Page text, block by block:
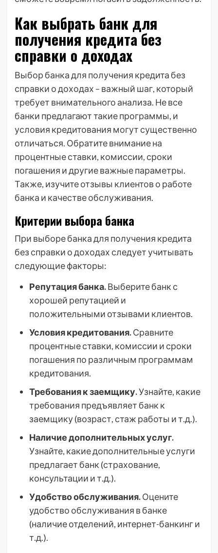
Как выбрать банк для
получения кредита без
справки о доходах
Выбор банка для получения кредита без
справки о доходах – важный шаг, который
требует внимательного анализа. Не все
банки предлагают такие программы, и
условия кредитования могут существенно
отличаться. Обратите внимание на
процентные ставки, комиссии, сроки
погашения и другие важные параметры.
Также, изучите отзывы клиентов о работе
банка и качестве обслуживания.
Критерии выбора банка
При выборе банка для получения кредита
без справки о доходах следует учитывать
следующие факторы:
Репутация банка.Выберите банк с
хорошей репутацией и
положительными отзывами клиентов.
Условия кредитования.Сравните
процентные ставки, комиссии и сроки
погашения по различным программам
кредитования.
Требования к заемщику.Узнайте, какие
требования предъявляет банк к
заемщику (возраст, стаж работы и т.д.).
Наличие дополнительных услуг.
Узнайте, какие дополнительные услуги
предлагает банк (страхование,
консультации и т.д.).
Удобство обслуживания.Оцените
удобство обслуживания в банке
(наличие отделений, интернет-банкинг и
т.д.).